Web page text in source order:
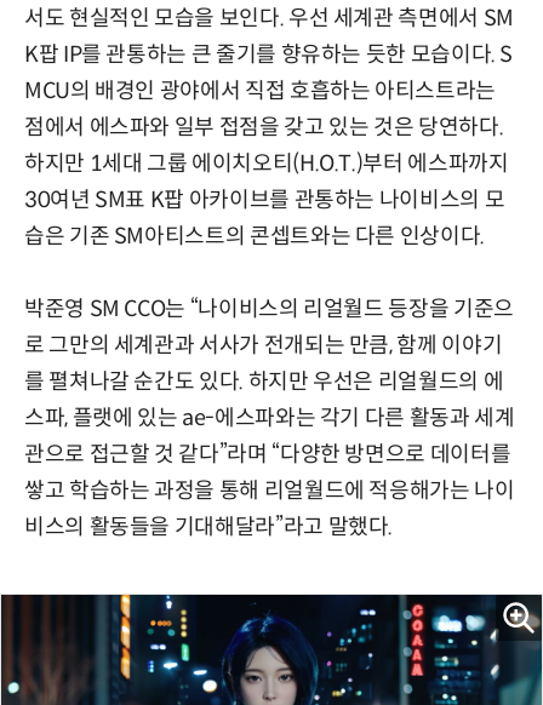
서도 현실적인 모습을 보인다. 우선 세계관 측면에서 SM
K팝 IP를 관통하는 큰 줄기를 향유하는 듯한 모습이다. S
MCU의 배경인 광야에서 직접 호흡하는 아티스트라는
점에서 에스파와 일부 접점을 갖고 있는 것은 당연하다.
하지만 1세대 그룹 에이치오티(H.O.T.)부터 에스파까지
30여년 SM표 K팝 아카이브를 관통하는 나이비스의 모
습은 기존 SM아티스트의 콘셉트와는 다른 인상이다.
박준영 SM CCO는 “나이비스의 리얼월드 등장을 기준으
로 그만의 세계관과 서사가 전개되는 만큼, 함께 이야기
를 펼쳐나갈 순간도 있다. 하지만 우선은 리얼월드의 에
스파, 플랫에 있는 ae-에스파와는 각기 다른 활동과 세계
관으로 접근할 것 같다”라며 “다양한 방면으로 데이터를
쌓고 학습하는 과정을 통해 리얼월드에 적응해가는 나이
비스의 활동들을 기대해달라”라고 말했다.